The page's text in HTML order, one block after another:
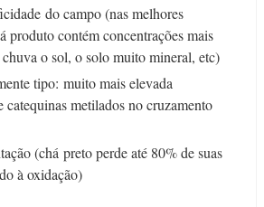
do campo (nas melhores
produto contém concentrações mais
o sol, o solo muito mineral, etc)
tipo: muito mais elevada
catequinas metilados no cruzamento
(chá preto perde até 80% de suas
à oxidação)